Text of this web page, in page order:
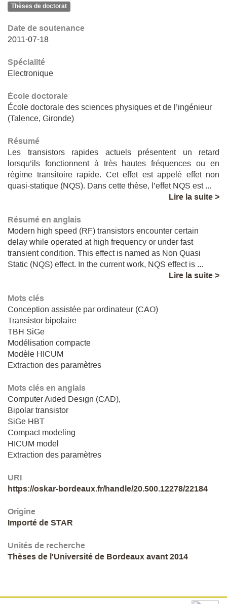
Thèses de doctorat
Date de soutenance
2011-07-18
Spécialité
Electronique
École doctorale
École doctorale des sciences physiques et de l’ingénieur
(Talence, Gironde)
Résumé
Les transistors rapides actuels présentent un retard
lorsqu’ils fonctionnent à très hautes fréquences ou en
régime transitoire rapide. Cet effet est appelé effet non
quasi-statique (NQS). Dans cette thèse, l’effet NQS est ...
Lire la suite >
Résumé en anglais
Modern high speed (RF) transistors encounter certain
delay while operated at high frequency or under fast
transient condition. This effect is named as Non Quasi
Static (NQS) effect. In the current work, NQS effect is ...
Lire la suite >
Mots clés
Conception assistée par ordinateur (CAO)
Transistor bipolaire
TBH SiGe
Modélisation compacte
Modèle HICUM
Extraction des paramètres
Mots clés en anglais
Computer Aided Design (CAD),
Bipolar transistor
SiGe HBT
Compact modeling
HICUM model
Extraction des paramètres
URI
https://oskar-bordeaux.fr/handle/20.500.12278/22184
Origine
Importé de STAR
Unités de recherche
Thèses de l'Université de Bordeaux avant 2014